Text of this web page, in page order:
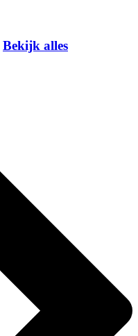
Bekijk alles